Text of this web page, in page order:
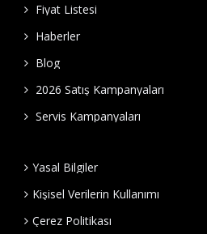
Fiyat Listesi
Haberler
Blog
2026 Satış Kampanyaları
Servis Kampanyaları
Yasal Bilgiler
Kişisel Verilerin Kullanımı
Çerez Politikası